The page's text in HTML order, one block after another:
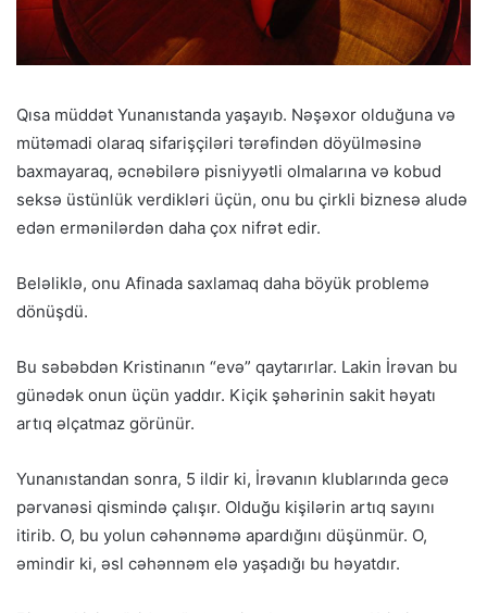
Qısa müddət Yunanıstanda yaşayıb. Nəşəxor olduğuna və
mütəmadi olaraq sifarişçiləri tərəfindən döyülməsinə
baxmayaraq, əcnəbilərə pisniyyətli olmalarına və kobud
seksə üstünlük verdikləri üçün, onu bu çirkli biznesə aludə
edən ermənilərdən daha çox nifrət edir.
Beləliklə, onu Afinada saxlamaq daha böyük problemə
dönüşdü.
Bu səbəbdən Kristinanın “evə” qaytarırlar. Lakin İrəvan bu
günədək onun üçün yaddır. Kiçik şəhərinin sakit həyatı
artıq əlçatmaz görünür.
Yunanıstandan sonra, 5 ildir ki, İrəvanın klublarında gecə
pərvanəsi qismində çalışır. Olduğu kişilərin artıq sayını
itirib. O, bu yolun cəhənnəmə apardığını düşünmür. O,
əmindir ki, əsl cəhənnəm elə yaşadığı bu həyatdır.